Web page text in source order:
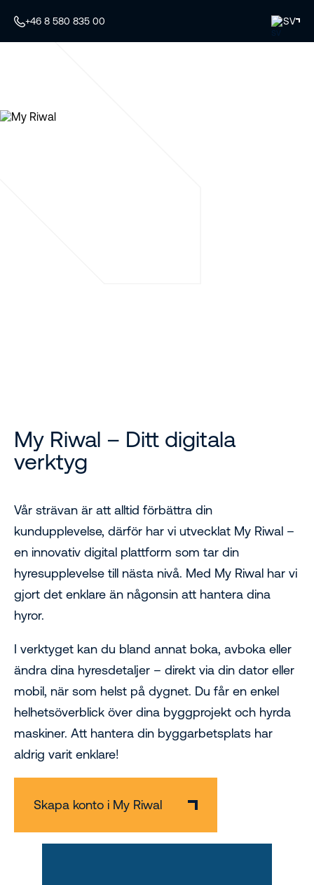
+46 8 580 835 00 SV
My Riwal – Ditt digitala
verktyg
Vår strävan är att alltid förbättra din
kundupplevelse, därför har vi utvecklat My Riwal –
en innovativ digital plattform som tar din
hyresupplevelse till nästa nivå. Med My Riwal har vi
gjort det enklare än någonsin att hantera dina
hyror.
I verktyget kan du bland annat boka, avboka eller
ändra dina hyresdetaljer – direkt via din dator eller
mobil, när som helst på dygnet. Du får en enkel
helhetsöverblick över dina byggprojekt och hyrda
maskiner. Att hantera din byggarbetsplats har
aldrig varit enklare!
Skapa konto i My Riwal